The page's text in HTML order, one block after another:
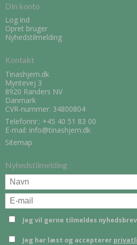
Din konto
Log ind
Opret bruger
Nyhedstilmelding
Kontakt
Tinashjem.dk
Myntevej 3
8920 Randers NV
Danmark
CVR-nummer: 34800804
Telefonnr.: +45 40 51 83 00
E-mail: info@tinashjem.dk
Sitemap
Nyhedstilmelding
Jeg vil gerne tilmeldes
Jeg har læst og accepterer